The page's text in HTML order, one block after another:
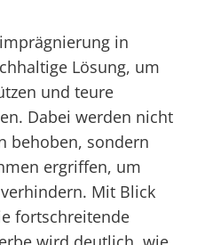
in
Lösung, um
und teure
Dabei werden nicht
behoben, sondern
ergriffen, um
Mit Blick
fortschreitende